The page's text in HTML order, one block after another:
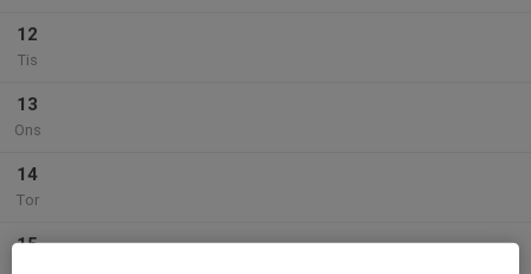
12
Tis
13
Ons
14
Tor
15